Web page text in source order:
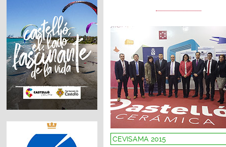
CEVISAMA 2015